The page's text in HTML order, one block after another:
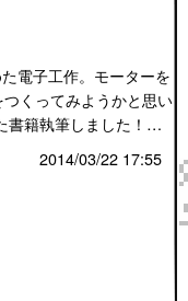
電子工作。モーターを
くってみようかと思い
書籍執筆しました！…
2014/03/22 17:55